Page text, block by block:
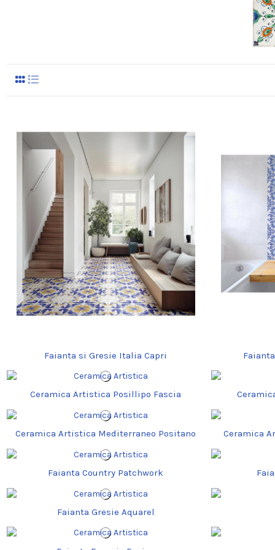
Faianta si Gresie Italia Capri
Ceramica Artistica Posillipo Fascia
Ceramica Artistica Mediterraneo Positano Ceramica
Faianta Country Patchwork
Faianta Gresie Aquarel